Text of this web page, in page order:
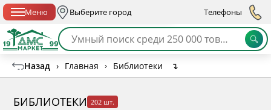
Меню Выберите город Телефоны
Назад › Главная › Библиотеки ↴
БИБЛИОТЕКИ 202 шт.